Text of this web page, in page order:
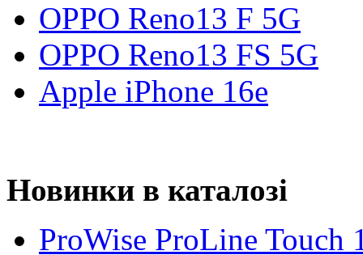
OPPO Reno13 F 5G
OPPO Reno13 FS 5G
Apple iPhone 16e
Новинки в каталозі
ProWise ProLine Touch